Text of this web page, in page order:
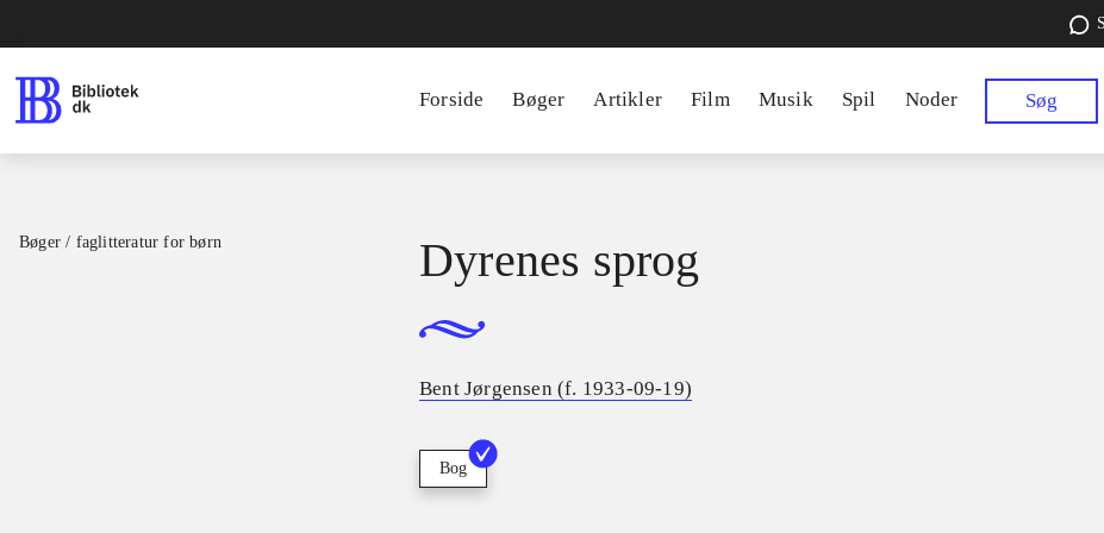
Forside Bøger Artikler Film Musik Spil Noder Søg
Bøger / faglitteratur for børn Dyrenes sprog
Bent Jørgensen (f. 1933-09-19)
Bog